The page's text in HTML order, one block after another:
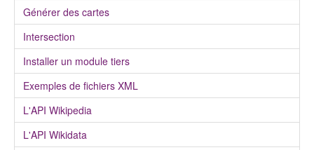
Générer des cartes
Intersection
Installer un module tiers
Exemples de fichiers XML
L'API Wikipedia
L'API Wikidata